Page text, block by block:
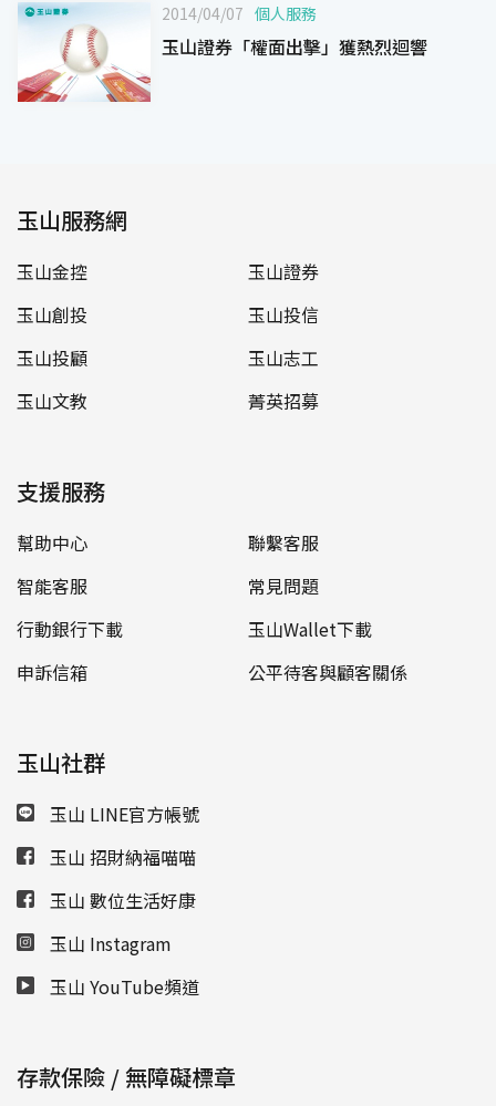
2014/04/07 個人服務
玉山證券「權面出擊」獲熱烈迴響
玉山服務網
玉山金控
玉山證券
玉山創投
玉山投信
玉山投顧
玉山志工
玉山文教
菁英招募
支援服務
幫助中心
聯繫客服
智能客服
常見問題
行動銀行下載
玉山Wallet下載
申訴信箱
公平待客與顧客關係
玉山社群
玉山 LINE官方帳號
玉山 招財納福喵喵
玉山 數位生活好康
玉山 Instagram
玉山 YouTube頻道
存款保險 / 無障礙標章